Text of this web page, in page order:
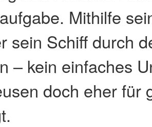
Mithilfe
sein Schiff durch
– kein einfaches
doch eher für